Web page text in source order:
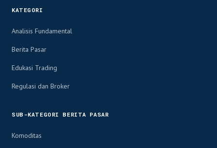
KATEGORI
Analisis Fundamental
Berita Pasar
Edukasi Trading
Regulasi dan Broker
SUB-KATEGORI BERITA PASAR
Komoditas